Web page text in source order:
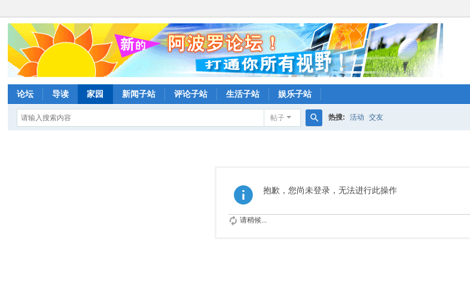
论坛 导读 家园 新闻子站 评论子站 生活子站 娱乐子站
帖子 热搜: 活动 交友
抱歉，您尚未登录，无法进行此操作
请稍候...